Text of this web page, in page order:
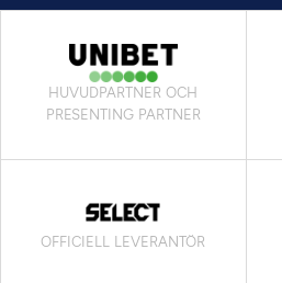
HUVUDPARTNER OCH
PRESENTING PARTNER
OFFICIELL LEVERANTÖR